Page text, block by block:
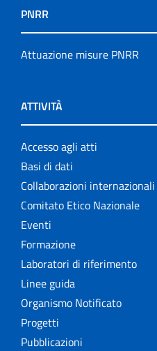
PNRR
Attuazione misure PNRR
ATTIVITÀ
Accesso agli atti
Basi di dati
Collaborazioni internazionali
Comitato Etico Nazionale
Eventi
Formazione
Laboratori di riferimento
Linee guida
Organismo Notificato
Progetti
Pubblicazioni